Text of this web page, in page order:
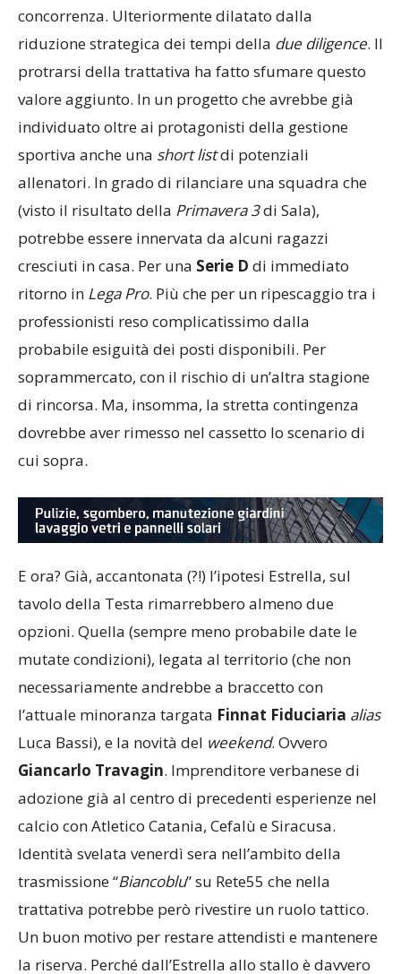
concorrenza. Ulteriormente dilatato dalla
riduzione strategica dei tempi della due diligence. Il
protrarsi della trattativa ha fatto sfumare questo
valore aggiunto. In un progetto che avrebbe già
individuato oltre ai protagonisti della gestione
sportiva anche una short listdi potenziali
allenatori. In grado di rilanciare una squadra che
(visto il risultato della Primavera 3di Sala),
potrebbe essere innervata da alcuni ragazzi
cresciuti in casa. Per una Serie D di immediato
ritorno in Lega Pro. Più che per un ripescaggio tra i
professionisti reso complicatissimo dalla
probabile esiguità dei posti disponibili. Per
soprammercato, con il rischio di un’altra stagione
di rincorsa. Ma, insomma, la stretta contingenza
dovrebbe aver rimesso nel cassetto lo scenario di
cui sopra.
E ora? Già, accantonata (?!) l’ipotesi Estrella, sul
tavolo della Testa rimarrebbero almeno due
opzioni. Quella (sempre meno probabile date le
mutate condizioni), legata al territorio (che non
necessariamente andrebbe a braccetto con
l’attuale minoranza targata Finnat Fiduciaria alias
Luca Bassi), e la novità del weekend. Ovvero
Giancarlo Travagin. Imprenditore verbanese di
adozione già al centro di precedenti esperienze nel
calcio con Atletico Catania, Cefalù e Siracusa.
Identità svelata venerdì sera nell’ambito della
trasmissione “Biancoblu” su Rete55 che nella
trattativa potrebbe però rivestire un ruolo tattico.
Un buon motivo per restare attendisti e mantenere
la riserva. Perché dall’Estrella allo stallo è davvero